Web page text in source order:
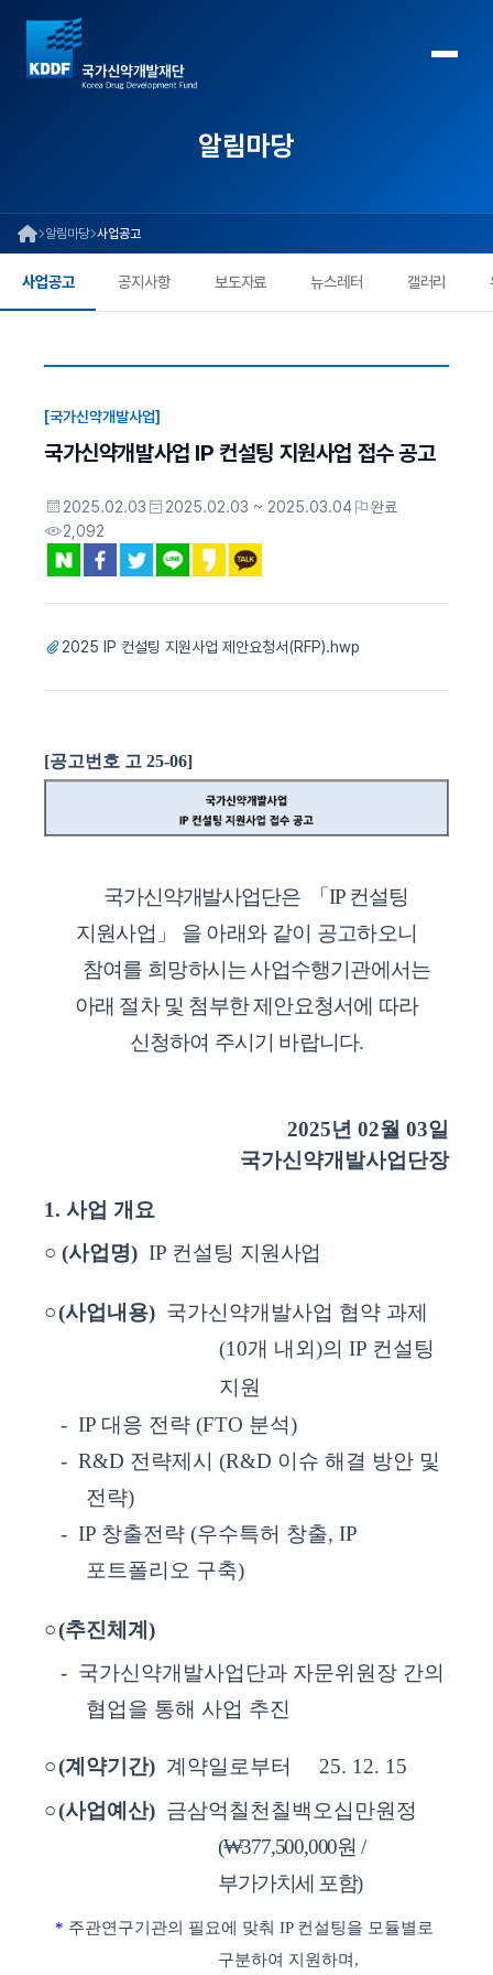
알림마당
알림마당 사업공고
사업공고 공지사항 보도자료 뉴스레터 갤러리
[국가신약개발사업]
국가신약개발사업 IP 컨설팅 지원사업 접수 공고
2025.02.03 2025.02.03 ~ 2025.03.04
완료
2,092
2025 IP 컨설팅 지원사업 제안요청서(RFP).hwp
[공고번호 고 25-06]
국가신약개발사업단은 「IP 컨설팅
지원사업 」 을 아래와 같이 공고하오니
참여를 희망하시는 사업수행기관에서는
아래 절차 및 첨부한 제안요청서에 따라
신청하여 주시기 바랍니다.
2025년 02월 03일
국가신약개발사업단장
1. 사업 개요
○ (사업명) IP 컨설팅 지원사업
○(사업내용) 국가신약개발사업 협약 과제
(10개 내외)의IP 컨설팅
지원
- IP 대응 전략 (FTO 분석)
- R&D 전략제시 (R&D 이슈 해결 방안 및
전략)
- IP 창출전략 (우수특허 창출, IP
포트폴리오 구축)
○(추진체계 )
- 국가신약개발사업단과 자문위원장 간의
협업을 통해 사업 추진
○(계약기간) 계약일로부터 25. 12. 15
○(사업예산) 금삼억칠천칠백오십만원정
(₩377,500,000원 /
부가가치세 포함)
* 주관연구기관의 필요에 맞춰 IP 컨설팅을 모듈별로
구분하여 지원하며 ,